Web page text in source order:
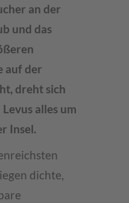
an der
und das
auf der
dreht sich
alles um
Insel.
dichte,